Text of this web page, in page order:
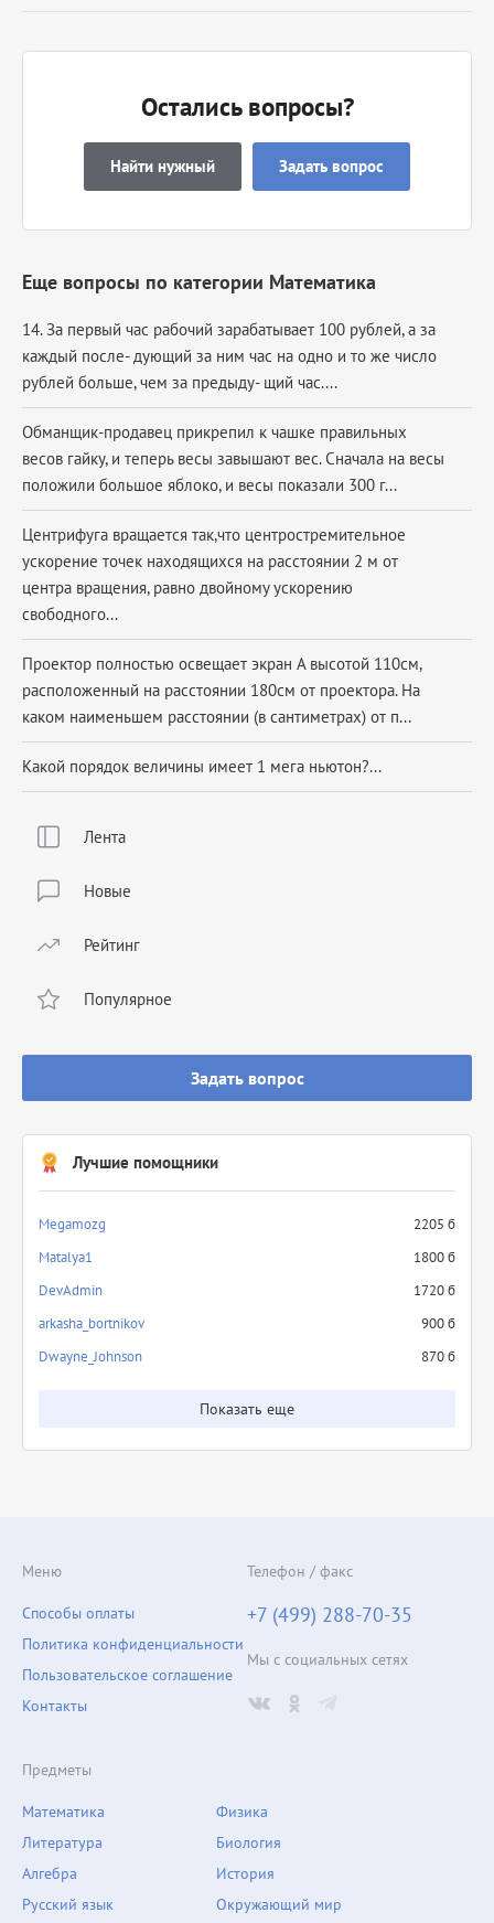
Лента
Новые
Рейтинг
Популярное
Задать вопрос
Лучшие помощники
Megamozg
2205 б
Matalya1
1800 б
DevAdmin
1720 б
arkasha_bortnikov
900 б
Dwayne_Johnson
870 б
Показать еще
Остались вопросы?
Найти нужный Задать вопрос
Еще вопросы по категории Математика
14. За первый час рабочий зарабатывает 100 рублей, а за
каждый после- дующий за ним час на одно и то же число
рублей больше, чем за предыду- щий час....
Обманщик‑продавец прикрепил к чашке правильных
весов гайку, и теперь весы завышают вес. Сначала на весы
положили большое яблоко, и весы показали 300 г...
Центрифуга вращается так,что центростремительное
ускорение точек находящихся на расстоянии 2 м от
центра вращения, равно двойному ускорению
свободного...
Проектор полностью освещает экран А высотой 110см,
расположенный на расстоянии 180см от проектора. На
каком наименьшем расстоянии (в сантиметрах) от п...
Какой порядок величины имеет 1 мега ньютон?...
Предметы
Математика
Литература
Алгебра
Русский язык
Физика
Биология
История
Окружающий мир
Меню
Способы оплаты
Политика конфиденциальности
Пользовательское соглашение
Контакты
Телефон / факс
+7 (499) 288-70-35
Мы с социальных сетях